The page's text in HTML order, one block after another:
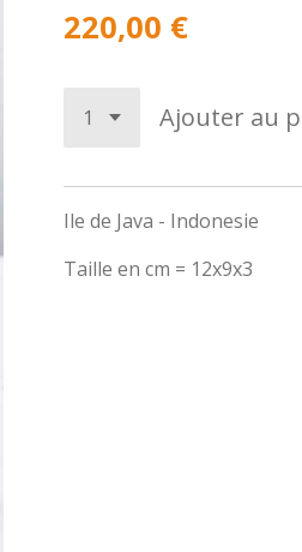
220,00 €
Ajouter au
Ile de Java - Indonesie
Taille en cm = 12x9x3